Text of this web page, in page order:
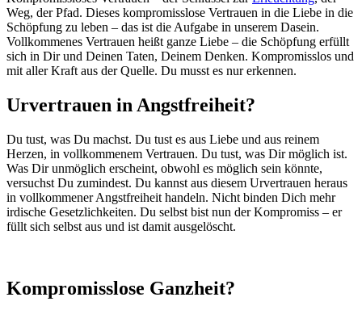
Weg, der Pfad. Dieses kompromisslose Vertrauen in die Liebe in die
Schöpfung zu leben – das ist die Aufgabe in unserem Dasein.
Vollkommenes Vertrauen heißt ganze Liebe – die Schöpfung erfüllt
sich in Dir und Deinen Taten, Deinem Denken. Kompromisslos und
mit aller Kraft aus der Quelle. Du musst es nur erkennen.
Urvertrauen in Angstfreiheit?
Du tust, was Du machst. Du tust es aus Liebe und aus reinem
Herzen, in vollkommenem Vertrauen. Du tust, was Dir möglich ist.
Was Dir unmöglich erscheint, obwohl es möglich sein könnte,
versuchst Du zumindest. Du kannst aus diesem Urvertrauen heraus
in vollkommener Angstfreiheit handeln. Nicht binden Dich mehr
irdische Gesetzlichkeiten. Du selbst bist nun der Kompromiss – er
füllt sich selbst aus und ist damit ausgelöscht.
Kompromisslose Ganzheit?